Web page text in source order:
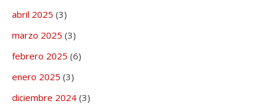
abril 2025 (3)
marzo 2025 (3)
febrero 2025 (6)
enero 2025 (3)
diciembre 2024 (3)